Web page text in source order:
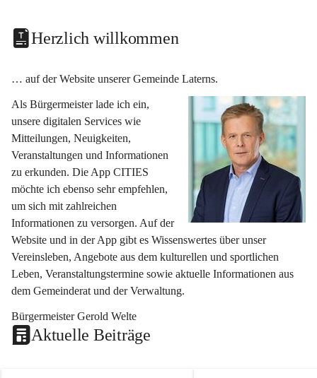
Herzlich willkommen
… auf der Website unserer Gemeinde Laterns.
Als Bürgermeister lade ich ein,
unsere digitalen Services wie
Mitteilungen, Neuigkeiten,
Veranstaltungen und Informationen
zu erkunden. Die App CITIES
möchte ich ebenso sehr empfehlen,
um sich mit zahlreichen
Informationen zu versorgen. Auf der
Website und in der App gibt es Wissenswertes über unser
Vereinsleben, Angebote aus dem kulturellen und sportlichen
Leben, Veranstaltungstermine sowie aktuelle Informationen aus
dem Gemeinderat und der Verwaltung.
Bürgermeister Gerold Welte
Aktuelle Beiträge